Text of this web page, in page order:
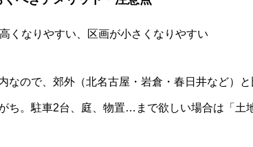
くなりやすい、区画が小さくなりやすい
なので、郊外（北名古屋・岩倉・春日井など）
ち。駐車2台、庭、物置…まで欲しい場合は「土